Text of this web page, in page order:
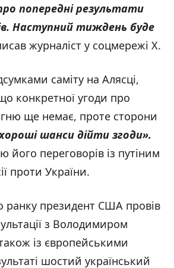
попередні результати
Наступний тиждень буде
журналіст у соцмережі Х.
саміту на Алясці,
конкретної угоди про
ще немає, проте сторони
шанси дійти згоди».
його переговорів із путіним
проти України.
ранку президент США провів
з Володимиром
із європейськими
шостий український